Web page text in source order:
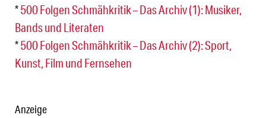
*500 Folgen Schmähkritik – Das Archiv (1): Musiker,
Bands und Literaten
*500 Folgen Schmähkritik – Das Archiv (2): Sport,
Kunst, Film und Fernsehen
Anzeige